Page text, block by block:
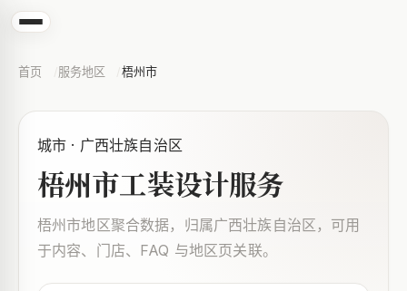
首页 服务地区 梧州市
城市 · 广西壮族自治区
梧州市工装设计服务
梧州市地区聚合数据，归属广西壮族自治区，可用
于内容、门店、FAQ 与地区页关联。